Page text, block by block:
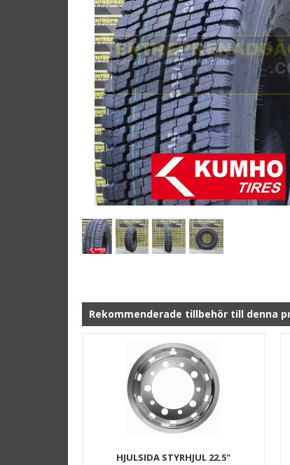
Rekommenderade tillbehör till denna
HJULSIDA STYRHJUL 22.5"